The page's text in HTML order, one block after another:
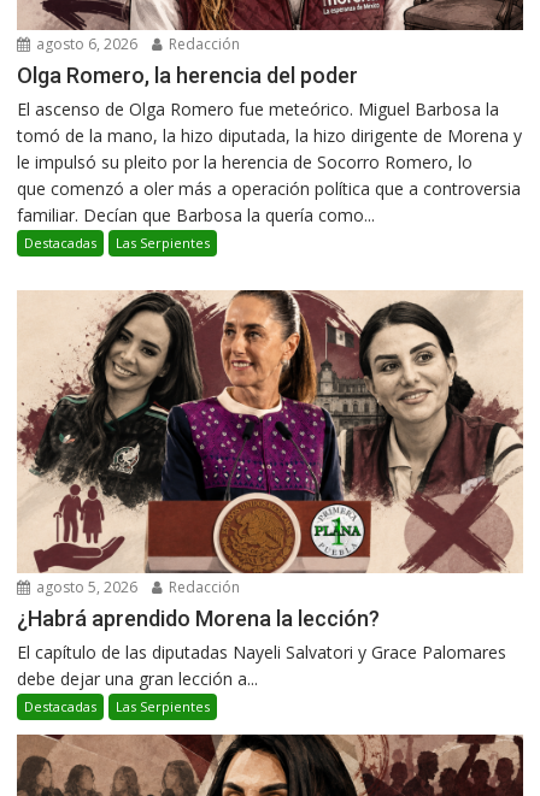
agosto 6, 2026 Redacción
Olga Romero, la herencia del poder
El ascenso de Olga Romero fue meteórico. Miguel Barbosa la
tomó de la mano, la hizo diputada, la hizo dirigente de Morena y
le impulsó su pleito por la herencia de Socorro Romero, lo
que comenzó a oler más a operación política que a controversia
familiar. Decían que Barbosa la quería como...
Destacadas Las Serpientes
agosto 5, 2026 Redacción
¿Habrá aprendido Morena la lección?
El capítulo de las diputadas Nayeli Salvatori y Grace Palomares
debe dejar una gran lección a...
Destacadas Las Serpientes